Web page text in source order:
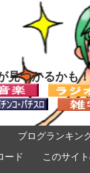
見つかるか
ブログランキン
ード このサイ